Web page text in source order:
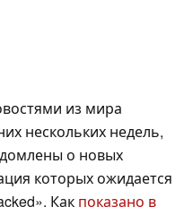
из мира
нескольких недель,
о новых
которых ожидается
Как показано в